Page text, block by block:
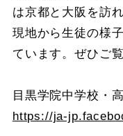
は京都と大阪を訪
現地から生徒の様
ています。ぜひご
目黒学院中学校・
https://ja-